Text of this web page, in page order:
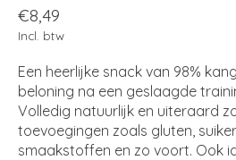
€8,49
Incl. btw
Een heerlijke snack van 98%
beloning na een geslaagde
Volledig natuurlijk en uiteraard
toevoegingen zoals gluten,
smaakstoffen en zo voort. Ook